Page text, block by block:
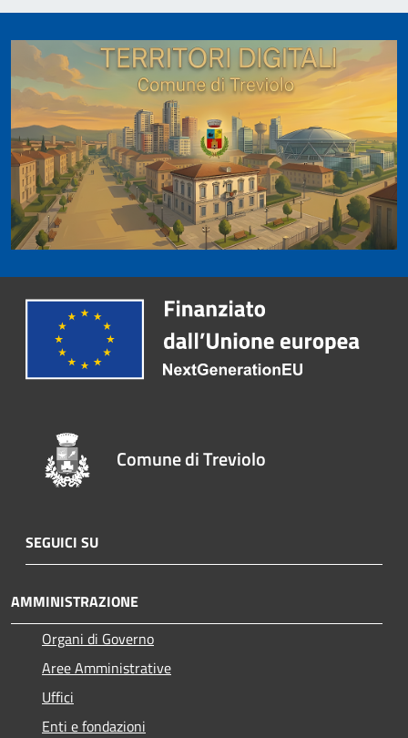
Comune di Treviolo
SEGUICI SU
AMMINISTRAZIONE
Organi di Governo
Aree Amministrative
Uffici
Enti e fondazioni